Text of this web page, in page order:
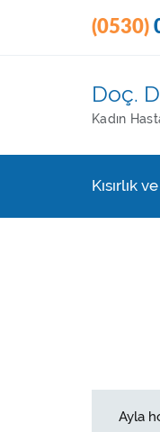
(0530)
Doç.
Kadın
Kısırlık
Ayla